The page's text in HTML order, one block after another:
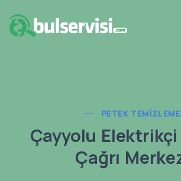
PETEK TEMIZLEME
Çayyolu Elektrikçi
Çağrı